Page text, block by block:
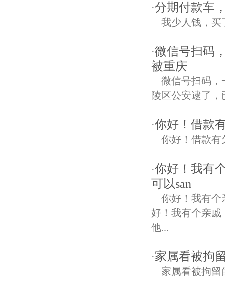
·分期付款车
我少人钱，买
·微信号扫码
被重庆
微信号扫码，
陵区公安逮了
·你好！借款
你好！借款有
·你好！我有
可以san
你好！我有个
好！我有个亲
他...
·家属看被拘
家属看被拘